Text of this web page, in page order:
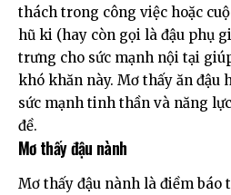
thách trong công việc hoặc
hũ ki (hay còn gọi là đậu phụ
trưng cho sức mạnh nội tại
khó khăn này. Mơ thấy ăn đậu
sức mạnh tinh thần và năng
đề.
Mơ thấy đậu nành
Mơ thấy đậu nành là điềm báo